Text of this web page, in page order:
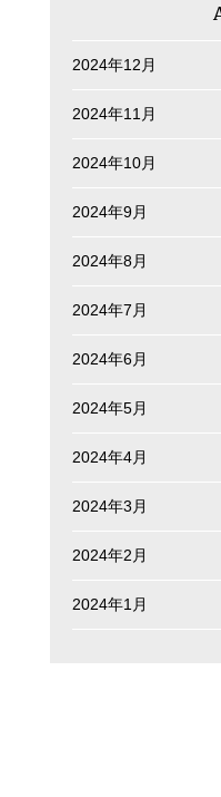
2024年12月
2024年11月
2024年10月
2024年9月
2024年8月
2024年7月
2024年6月
2024年5月
2024年4月
2024年3月
2024年2月
2024年1月